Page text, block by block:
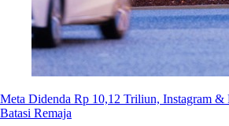
Meta Didenda Rp 10,12 Triliun, Instagram &
Batasi Remaja